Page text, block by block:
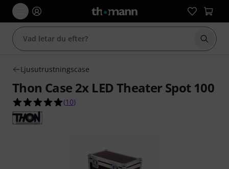
Börja
Ljusutrustningscase
Thon Case 2x LED Theater Spot 100
5.0 av 5 stjärnor från 10 kundbetyg
(10)